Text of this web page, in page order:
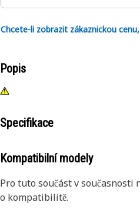
Chcete-li zobrazit zákaznickou
Popis
Specifikace
Kompatibilní modely
Pro tuto součást v současnosti
o kompatibilitě.